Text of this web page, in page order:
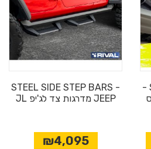
STEEL SIDE STEP BARS -
STEEL SIDE STEP BARS -
JEEP מדרגות צד לג'יפ JL
₪4,095